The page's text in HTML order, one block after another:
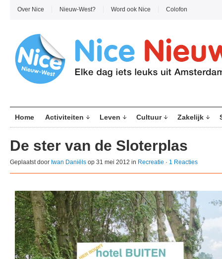
Over Nice Nieuw-West? Word ook Nice Colofon
Home Activiteiten Leven Cultuur Zakelijk
De ster van de Sloterplas
Geplaatst door Iwan Daniëls op 31 mei 2012 in Recreatie · 1 Reacties